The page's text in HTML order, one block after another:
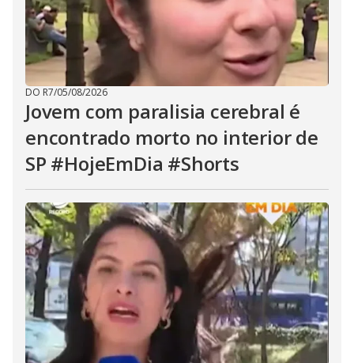
DO R7/05/08/2026
Jovem com paralisia cerebral é
encontrado morto no interior de
SP #HojeEmDia #Shorts